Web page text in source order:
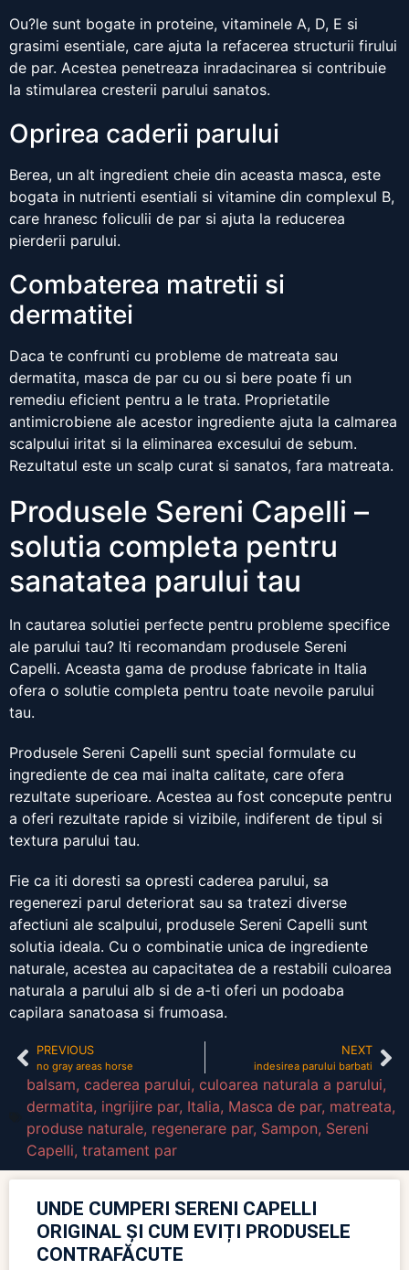
Ou?le sunt bogate in proteine, vitaminele A, D, E si
grasimi esentiale, care ajuta la refacerea structurii firului
de par. Acestea penetreaza inradacinarea si contribuie
la stimularea cresterii parului sanatos.
Oprirea caderii parului
Berea, un alt ingredient cheie din aceasta masca, este
bogata in nutrienti esentiali si vitamine din complexul B,
care hranesc foliculii de par si ajuta la reducerea
pierderii parului.
Combaterea matretii si
dermatitei
Daca te confrunti cu probleme de matreata sau
dermatita, masca de par cu ou si bere poate fi un
remediu eficient pentru a le trata. Proprietatile
antimicrobiene ale acestor ingrediente ajuta la calmarea
scalpului iritat si la eliminarea excesului de sebum.
Rezultatul este un scalp curat si sanatos, fara matreata.
Produsele Sereni Capelli –
solutia completa pentru
sanatatea parului tau
In cautarea solutiei perfecte pentru probleme specifice
ale parului tau? Iti recomandam produsele Sereni
Capelli. Aceasta gama de produse fabricate in Italia
ofera o solutie completa pentru toate nevoile parului
tau.
Produsele Sereni Capelli sunt special formulate cu
ingrediente de cea mai inalta calitate, care ofera
rezultate superioare. Acestea au fost concepute pentru
a oferi rezultate rapide si vizibile, indiferent de tipul si
textura parului tau.
Fie ca iti doresti sa opresti caderea parului, sa
regenerezi parul deteriorat sau sa tratezi diverse
afectiuni ale scalpului, produsele Sereni Capelli sunt
solutia ideala. Cu o combinatie unica de ingrediente
naturale, acestea au capacitatea de a restabili culoarea
naturala a parului alb si de a-ti oferi un podoaba
capilara sanatoasa si frumoasa.
PREVIOUS
no gray areas horse
NEXT
indesirea parului barbati
balsam, caderea parului, culoarea naturala a parului,
dermatita, ingrijire par, Italia, Masca de par, matreata,
produse naturale, regenerare par, Sampon, Sereni
Capelli, tratament par
UNDE CUMPERI SERENI CAPELLI
ORIGINAL ȘI CUM EVIȚI PRODUSELE
CONTRAFĂCUTE